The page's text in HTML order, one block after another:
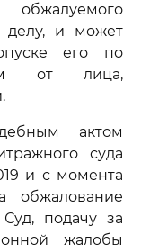
обжалуемого
делу, и может
его по
от лица,
актом
суда
и с момента
обжалование
подачу за
жалобы